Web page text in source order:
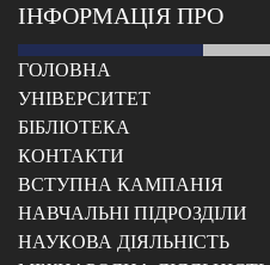
ІНФОРМАЦІЯ ПРО
ГОЛОВНА
УНІВЕРСИТЕТ
БІБЛІОТЕКА
КОНТАКТИ
ВСТУПНА КАМПАНІЯ
НАВЧАЛЬНІ ПІДРОЗДІЛИ
НАУКОВА ДІЯЛЬНІСТЬ